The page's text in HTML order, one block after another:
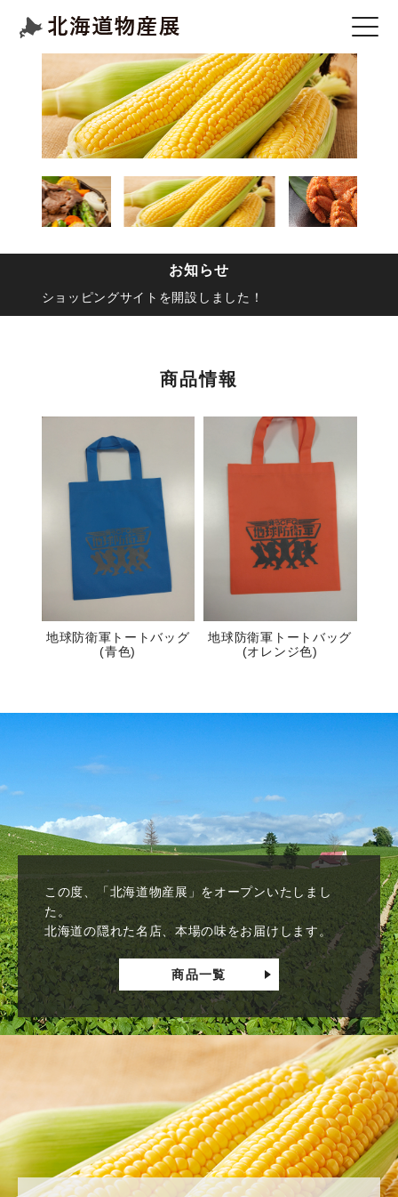
お知らせ
ショッピングサイトを開設しました！
商品情報
地球防衛軍トートバッグ
(青色)
地球防衛軍トートバッグ
(オレンジ色)
この度、「北海道物産展」をオープンいたしまし
た。
北海道の隠れた名店、本場の味をお届けします。
商品一覧